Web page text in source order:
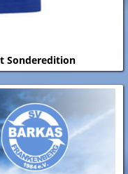
Sonderedition